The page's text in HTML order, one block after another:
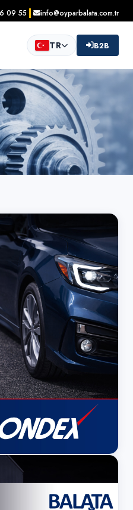
09 55 info@oyparbalata.com.tr
TR B2B